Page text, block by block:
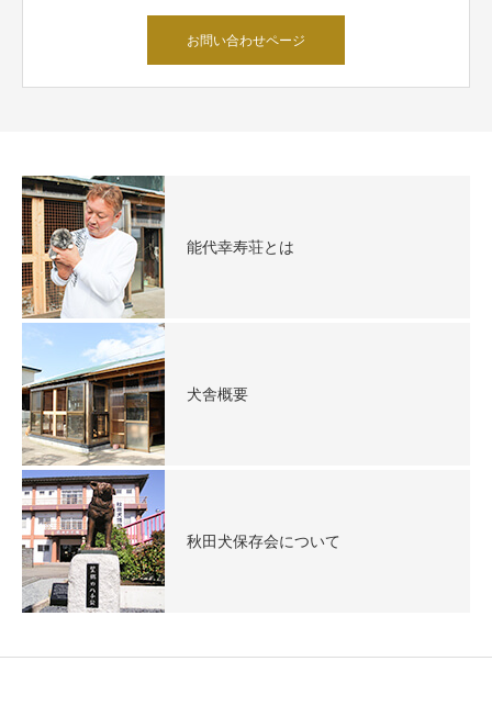
お問い合わせページ
能代幸寿荘とは
犬舎概要
秋田犬保存会について